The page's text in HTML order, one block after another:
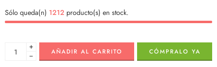
Sólo queda(n) 1212 producto(s) en stock.
+
−
AÑADIR AL CARRITO CÓMPRALO YA